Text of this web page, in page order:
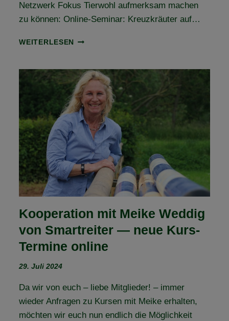
Netzwerk Fokus Tierwohl aufmerksam machen
zu können: Online-Seminar: Kreuzkräuter auf…
WEITERLESEN
ONLINE-
AUF
WEIDEFLÄCHEN
–
EFFEKTIVE
BEKÄMPFUNG
UND
MANAGEMENT
Kooperation mit Meike Weddig
von Smartreiter — neue Kurs-
Termine online
29. Juli 2024
Da wir von euch – liebe Mitglieder! – immer
wieder Anfragen zu Kursen mit Meike erhalten,
möchten wir euch nun endlich die Möglichkeit